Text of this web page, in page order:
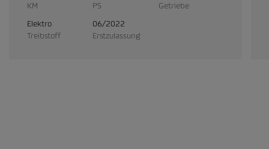
KM
PS
Getriebe
Elektro
Treibstoff
06/2022
Erstzulassung